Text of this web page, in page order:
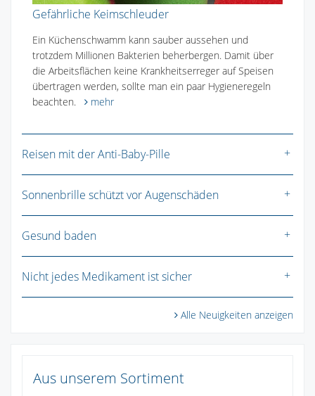
Gefährliche Keimschleuder
Ein Küchenschwamm kann sauber aussehen und
trotzdem Millionen Bakterien beherbergen. Damit über
die Arbeitsflächen keine Krankheitserreger auf Speisen
übertragen werden, sollte man ein paar Hygieneregeln
beachten.
mehr
Reisen mit der Anti-Baby-Pille
Sonnenbrille schützt vor Augenschäden
Gesund baden
Nicht jedes Medikament ist sicher
Alle Neuigkeiten anzeigen
Aus unserem Sortiment